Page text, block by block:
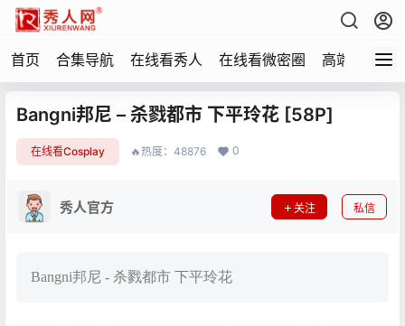
首页 合集导航 在线看秀人 在线看微密圈 高端写真
Bangni邦尼 – 杀戮都市 下平玲花 [58P]
在线看Cosplay 🔥热度：48876 0
秀人官方 关注 私信
Bangni邦尼 - 杀戮都市 下平玲花